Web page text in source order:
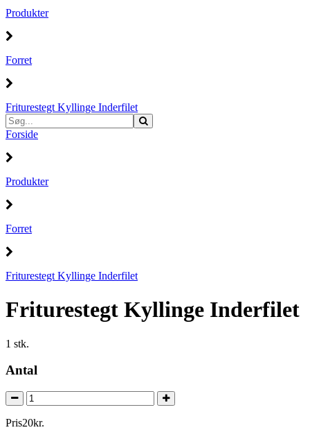
Produkter
Forret
Friturestegt Kyllinge Inderfilet
Forside
Produkter
Forret
Friturestegt Kyllinge Inderfilet
Friturestegt Kyllinge Inderfilet
1 stk.
Antal
Pris20kr.